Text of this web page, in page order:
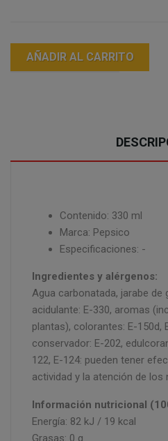
AÑADIR AL CARRITO
Contenido: 330 ml
Marca: Pepsico
Especificaciones: -
Ingredientes y alérgenos:
Agua carbonatada, jarabe
acidulante: E-330, aromas
plantas), colorantes: E-150d,
conservador: E-202,
122, E-124: pueden tener
actividad y la atención de los
Información nutricional
Energía: 82 kJ / 19 kcal
Grasas: 0 g